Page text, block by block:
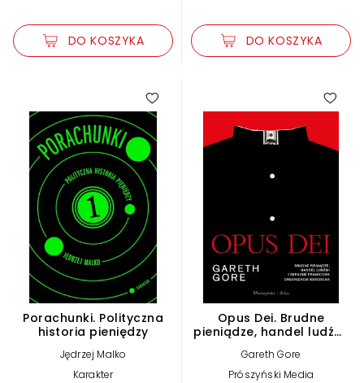
DO KOSZYKA DO KOSZYKA
Porachunki. Polityczna
historia pieniędzy
Jędrzej Malko
Karakter
Opus Dei. Brudne
pieniądze, handel ludźmi
organizacja kościelna
Gareth Gore
Prószyński Media